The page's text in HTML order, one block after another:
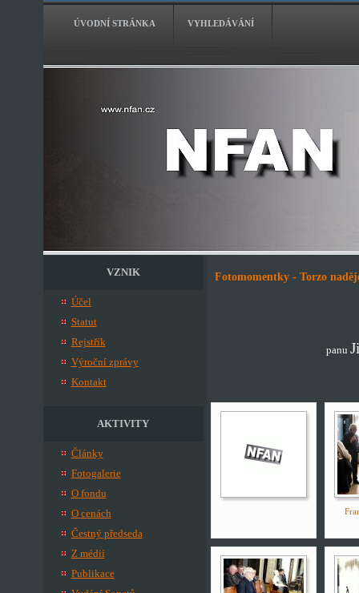
ÚVODNÍ STRÁNKA VYHLEDÁVÁNÍ
VZNIK
Účel
Statut
Rejstřík
Výroční zprávy
Kontakt
AKTIVITY
Články
Fotogalerie
O fondu
O cenách
Čestný předseda
Z médií
Publikace
Fotomomentky - Torzo
panu